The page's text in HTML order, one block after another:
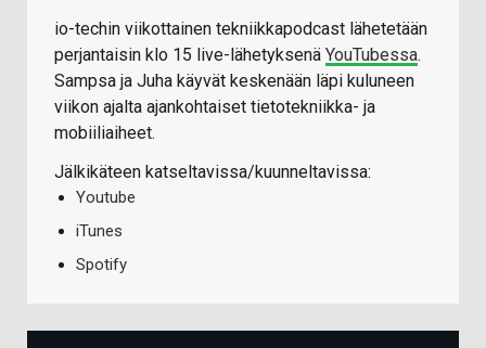
io-techin viikottainen tekniikkapodcast lähetetään
perjantaisin klo 15 live-lähetyksenä YouTubessa.
Sampsa ja Juha käyvät keskenään läpi kuluneen
viikon ajalta ajankohtaiset tietotekniikka- ja
mobiiliaiheet.
Jälkikäteen katseltavissa/kuunneltavissa:
Youtube
iTunes
Spotify